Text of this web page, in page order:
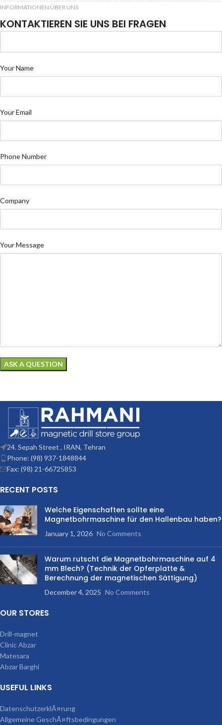
INFORMATIONEN ÜBER UNS
KONTAKTIEREN SIE UNS BEI FRAGEN
Your Name
Your Email
Phone Number
Company
Your Message
24. Sepah Street , IRAN, Tehran
Phone: (98) 937-1848844
Fax: (98) 21-66725853
RECENT POSTS
Welche Eigenschaften sollte eine
Magnetbohrmaschine für den Hallenbau haben?
January 1, 2026 No Comments
Warum rutscht die Magnetbohrmaschine auf 4
mm Blech? (Technik der Opferplatte &
Berechnung der magnetischen Sättigung)
December 4, 2025 No Comments
OUR STORES
Drill-magnet
Clinic Abzar
Matesara
Abzar Barghi
USEFUL LINKS
DatenschutzerklÃ¤rung
Allgemeine GeschÃ¤ftsbedingungen